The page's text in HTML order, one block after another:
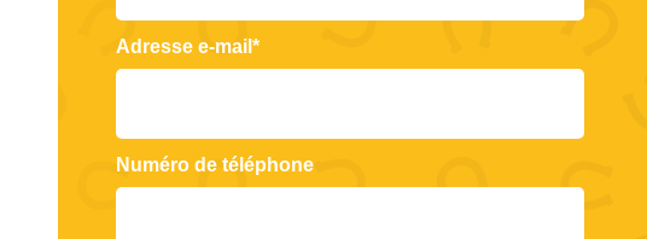
Adresse e-mail*
Numéro de téléphone